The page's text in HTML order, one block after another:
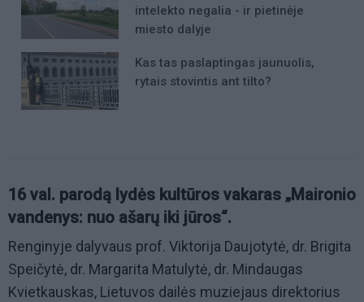
intelekto negalia - ir pietinėje
miesto dalyje
Kas tas paslaptingas jaunuolis,
rytais stovintis ant tilto?
16 val. parodą lydės kultūros vakaras „Maironio
vandenys: nuo ašarų iki jūros“.
Renginyje dalyvaus prof. Viktorija Daujotytė, dr. Brigita
Speičytė, dr. Margarita Matulytė, dr. Mindaugas
Kvietkauskas, Lietuvos dailės muziejaus direktorius